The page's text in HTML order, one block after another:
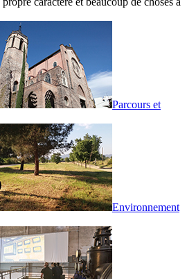
Parcours et
Environnement